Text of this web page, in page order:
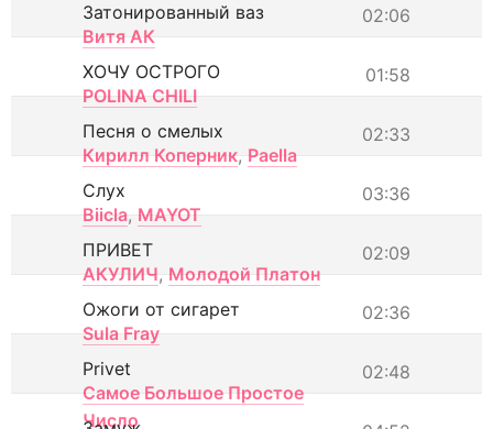
02:06
Затонированный ваз
Витя АК
01:58
ХОЧУ ОСТРОГО
POLINA CHILI
02:33
Песня о смелых
Кирилл Коперник, Paella
03:36
Слух
Biicla, MAYOT
02:09
ПРИВЕТ
АКУЛИЧ, Молодой Платон
02:36
Ожоги от сигарет
Sula Fray
02:48
Privet
Самое Большое Простое
Число